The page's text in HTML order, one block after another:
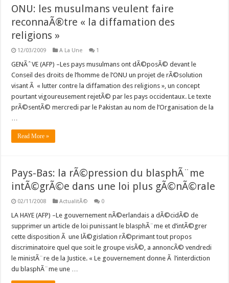
ONU: les musulmans veulent faire
reconnaÃ®tre « la diffamation des
religions »
12/03/2009 A La Une 1
GENÃˆVE (AFP) –Les pays musulmans ont dÃ©posÃ© devant le
Conseil des droits de l’homme de l’ONU un projet de rÃ©solution
visant Ã « lutter contre la diffamation des religions », un concept
pourtant vigoureusement rejetÃ© par les pays occidentaux. Le texte
prÃ©sentÃ© mercredi par le Pakistan au nom de l’Organisation de la
…
Read More »
Pays-Bas: la rÃ©pression du blasphÃ¨me
intÃ©grÃ©e dans une loi plus gÃ©nÃ©rale
02/11/2008 ActualitÃ© 0
LA HAYE (AFP) –Le gouvernement nÃ©erlandais a dÃ©cidÃ© de
supprimer un article de loi punissant le blasphÃ¨me et d’intÃ©grer
cette disposition Ã une lÃ©gislation rÃ©primant tout propos
discriminatoire quel que soit le groupe visÃ©, a annoncÃ© vendredi
le ministÃ¨re de la Justice. « Le gouvernement donne Ã l’interdiction
du blasphÃ¨me une …